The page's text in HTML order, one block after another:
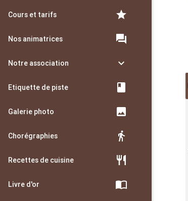
star
Cours et tarifs
forum
Nos animatrices
Notre association
keyboard_arrow_down
book
Etiquette de piste
image
Galerie photo
directions_walk
Chorégraphies
restaurant
Recettes de cuisine
import_contacts
Livre d'or